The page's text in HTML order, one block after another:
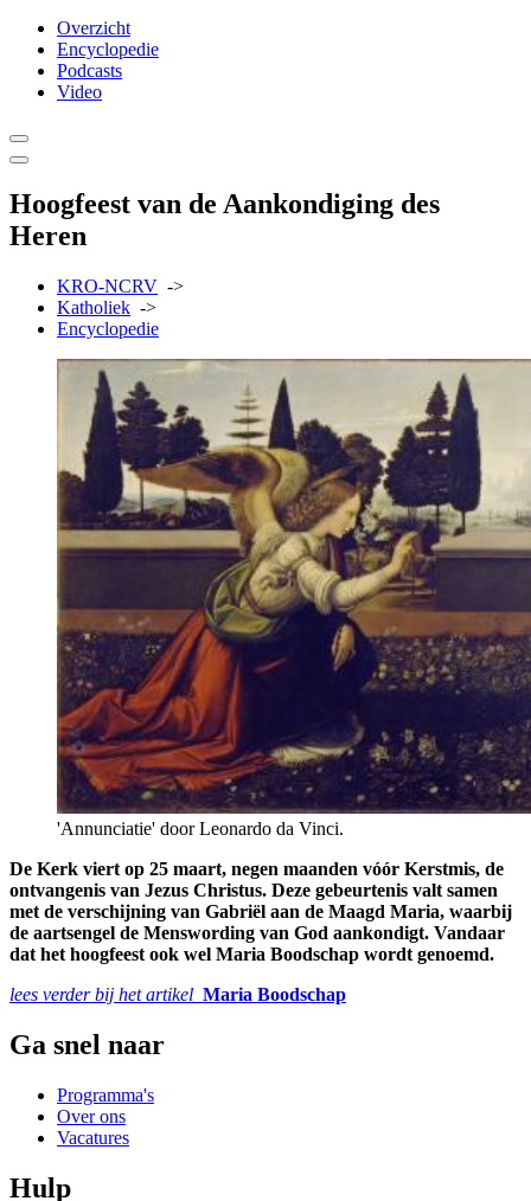
Overzicht
Encyclopedie
Podcasts
Video
Hoogfeest van de Aankondiging des
Heren
KRO-NCRV ->
Katholiek ->
Encyclopedie
'Annunciatie' door Leonardo da Vinci.
De Kerk viert op 25 maart, negen maanden vóór Kerstmis, de
ontvangenis van Jezus Christus. Deze gebeurtenis valt samen
met de verschijning van Gabriël aan de Maagd Maria, waarbij
de aartsengel de Menswording van God aankondigt. Vandaar
dat het hoogfeest ook wel Maria Boodschap wordt genoemd.
lees verder bij het artikel Maria Boodschap
Ga snel naar
Programma's
Over ons
Vacatures
Hulp